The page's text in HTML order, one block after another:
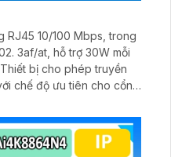
RJ45 10/100 Mbps, trong
3af/at, hỗ trợ 30W mỗi
chế độ ưu tiên cho cổng